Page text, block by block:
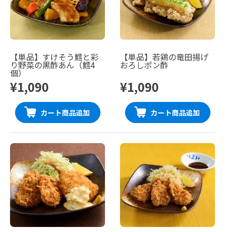
【単品】すけそう鱈と彩
り野菜の黒酢あん（鱈4
個）
¥1,090
カート商品追加
【単品】若鶏の竜田揚げ
おろしポン酢
¥1,090
カート商品追加